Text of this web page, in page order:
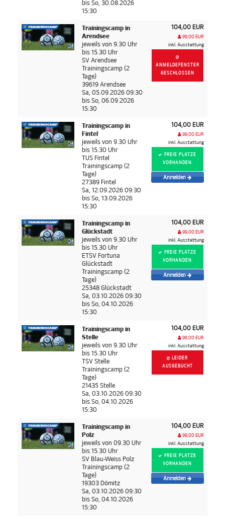
bis So, 30.08.2026
15:30
Trainingscamp in
Arendsee
jeweils von 9.30 Uhr
bis 15.30 Uhr
SV Arendsee
Trainingscamp (2
Tage)
39619 Arendsee
Sa, 05.09.2026 09:30
bis So, 06.09.2026
15:30
104,00 EUR
99,00 EUR
inkl. Ausstattung
ANMELDEFENSTER
GESCHLOSSEN
Trainingscamp in
Fintel
jeweils von 9.30 Uhr
bis 15.30 Uhr
TUS Fintel
Trainingscamp (2
Tage)
27389 Fintel
Sa, 12.09.2026 09:30
bis So, 13.09.2026
15:30
104,00 EUR
99,00 EUR
inkl. Ausstattung
FREIE PLÄTZE
VORHANDEN
Anmelden
Trainingscamp in
Glückstadt
jeweils von 9.30 Uhr
bis 15.30 Uhr
ETSV Fortuna
Glückstadt
Trainingscamp (2
Tage)
25348 Glückstadt
Sa, 03.10.2026 09:30
bis So, 04.10.2026
15:30
104,00 EUR
99,00 EUR
inkl. Ausstattung
FREIE PLÄTZE
VORHANDEN
Anmelden
Trainingscamp in
Stelle
jeweils von 9.30 Uhr
bis 15.30 Uhr
TSV Stelle
Trainingscamp (2
Tage)
21435 Stelle
Sa, 03.10.2026 09:30
bis So, 04.10.2026
15:30
104,00 EUR
99,00 EUR
inkl. Ausstattung
LEIDER
AUSGEBUCHT
Trainingscamp in
Polz
jeweils von 09.30 Uhr
bis 15.30 Uhr
SV Blau-Weiss Polz
Trainingscamp (2
Tage)
19303 Dömitz
Sa, 03.10.2026 09:30
bis So, 04.10.2026
15:30
104,00 EUR
99,00 EUR
inkl. Ausstattung
FREIE PLÄTZE
VORHANDEN
Anmelden